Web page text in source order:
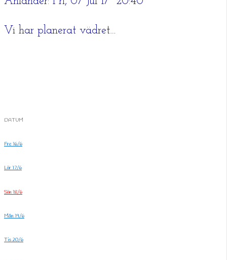
Vi har planerat vädret…
DATUM
Fre 16/6
Lör 17/6
Sön 18/6
Mån 19/6
Tis 20/6